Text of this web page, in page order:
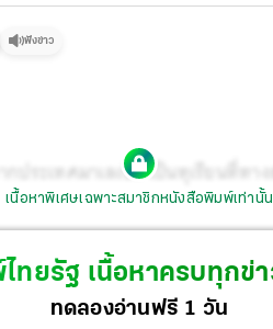
ฟังข่าว
ประเทศมาเลเซีย เป็นทุเรียนที่ท
ยายามปรับปรุงพันธุ์จากทุเรียนดัง
ธุ์ดีที่สุดเพียงหนึ่งพันธุ์ไปพัฒนาต่อ
คิง” ราชาแห่งทุเรียนของประเทศ
เนื้อหาพิเศษเฉพาะสมาชิกหนังสือพิมพ์เท่านั้น
ทยรัฐ เนื้อหาครบทุกข่
ทดลองอ่านฟรี 1 วัน